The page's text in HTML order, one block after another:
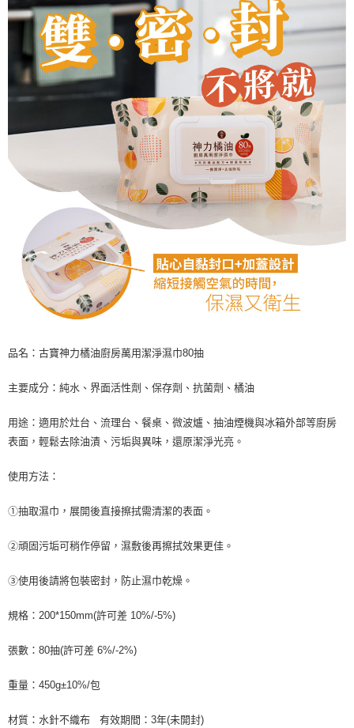
品名：古寶神力橘油廚房萬用潔淨濕巾80抽
主要成分：純水、界面活性劑、保存劑、抗菌劑、橘油
用途：適用於灶台、流理台、餐桌、微波爐、抽油煙機與冰箱外部等廚房
表面，輕鬆去除油漬、污垢與異味，還原潔淨光亮。
使用方法：
①抽取濕巾，展開後直接擦拭需清潔的表面。
②頑固污垢可稍作停留，濕敷後再擦拭效果更佳。
③使用後請將包裝密封，防止濕巾乾燥。
規格：200*150mm(許可差 10%/-5%)
張數：80抽(許可差 6%/-2%)
重量：450g±10%/包
材質：水針不織布 有效期間：3年(未開封)